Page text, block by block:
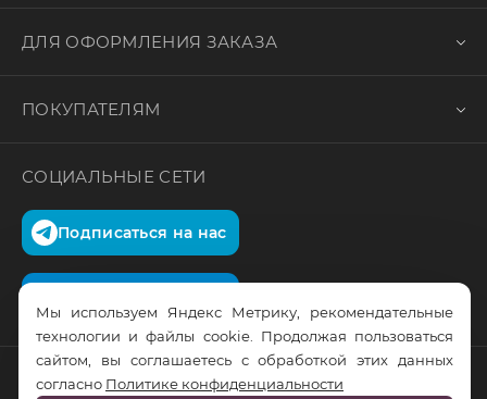
ДЛЯ ОФОРМЛЕНИЯ ЗАКАЗА
ПОКУПАТЕЛЯМ
СОЦИАЛЬНЫЕ СЕТИ
Подписаться на нас
© RusTrus. 2011-2026. Все права защищены
Мы используем Яндекс Метрику, рекомендательные
технологии и файлы cookie. Продолжая пользоваться
сайтом, вы соглашаетесь с обработкой этих данных
согласно Политике конфиденциальности